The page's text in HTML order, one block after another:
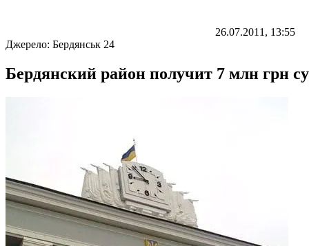
26.07.2011, 13:55
Джерело: Бердянськ 24
Бердянский район получит 7 млн грн